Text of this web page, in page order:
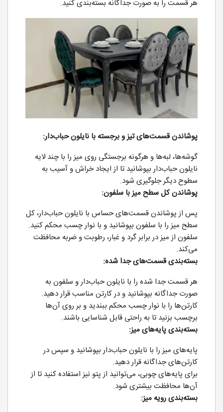
هر قسمت را به صورت جداگانه بسته‌بندی کنید.
پوشاندن قسمت‌های تیز و برجسته با نایلون حباب‌دار:
گوشه‌ها، لبه‌ها و هرگونه برجستگی روی میز را با چند لایه
نایلون حباب‌دار بپوشانید تا از ایجاد خراش و آسیب به
سطوح دیگر جلوگیری شود.
پوشاندن کل سطح میز با سلفون:
پس از پوشاندن قسمت‌های حساس با نایلون حباب‌دار، کل
سطح میز را با سلفون بپوشانید و با نوار چسب محکم کنید.
سلفون از میز در برابر گرد و غبار، رطوبت و ضربه محافظت
می‌کند.
بسته‌بندی قسمت‌های جدا شده:
هر قسمت جدا شده را با نایلون حباب‌دار و سلفون به
صورت جداگانه بپوشانید و در کارتن مناسب قرار دهید.
کارتن‌ها را با نوار چسب محکم ببندید و بر روی آن‌ها
برچسب بزنید تا به راحتی قابل شناسایی باشند.
بسته‌بندی پایه‌های میز:
پایه‌های میز را با نایلون حباب‌دار بپوشانید و سپس در
کارتن‌های جداگانه قرار دهید.
برای پایه‌های چوبی، می‌توانید از پتو نیز استفاده کنید تا از
آن‌ها محافظت بیشتری شود.
بسته‌بندی رویه میز: